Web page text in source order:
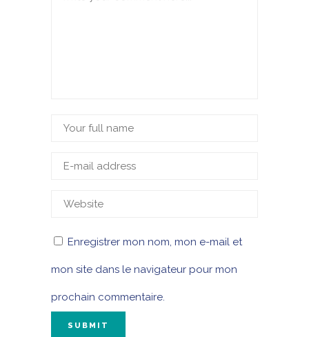
Enregistrer mon nom, mon e-mail et
mon site dans le navigateur pour mon
prochain commentaire.